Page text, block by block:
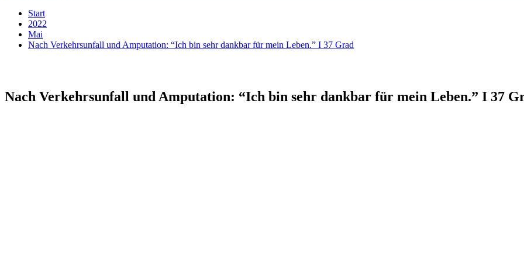
Start
2022
Mai
Nach Verkehrsunfall und Amputation: “Ich bin sehr dankbar für mein Leben.” I 37 Grad
Nach Verkehrsunfall und Amputation: “Ich bin sehr dankbar für mein Leben.” I 37